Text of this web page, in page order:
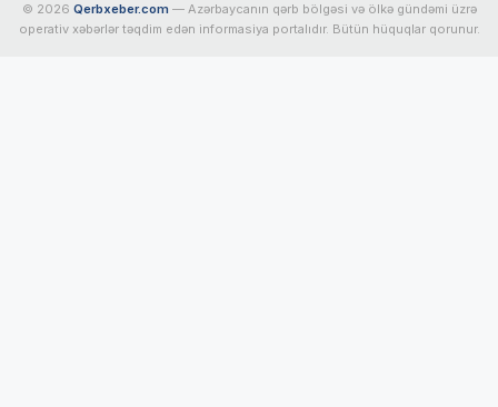
© 2026 Qerbxeber.com — Azərbaycanın qərb bölgəsi və ölkə gündəmi üzrə
operativ xəbərlər təqdim edən informasiya portalıdır. Bütün hüquqlar qorunur.